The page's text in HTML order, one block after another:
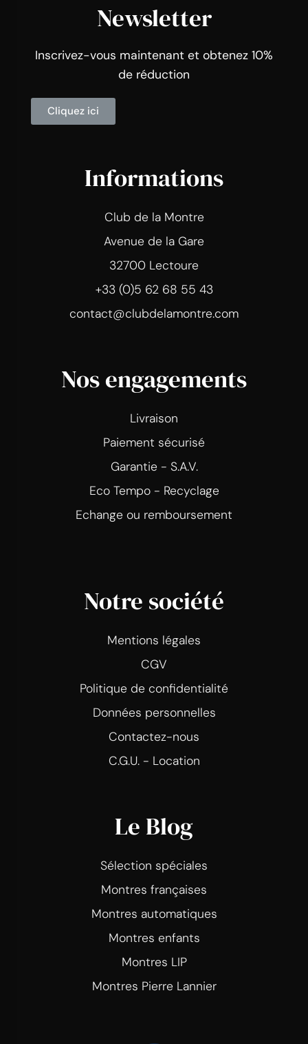
Newsletter
Inscrivez-vous maintenant et obtenez 10%
de réduction
Cliquez ici
Informations
Club de la Montre
Avenue de la Gare
32700 Lectoure
+33 (0)5 62 68 55 43
contact@clubdelamontre.com
Nos engagements
Livraison
Paiement sécurisé
Garantie - S.A.V.
Eco Tempo - Recyclage
Echange ou remboursement
Notre société
Mentions légales
CGV
Politique de confidentialité
Données personnelles
Contactez-nous
C.G.U. - Location
Le Blog
Sélection spéciales
Montres françaises
Montres automatiques
Montres enfants
Montres LIP
Montres Pierre Lannier